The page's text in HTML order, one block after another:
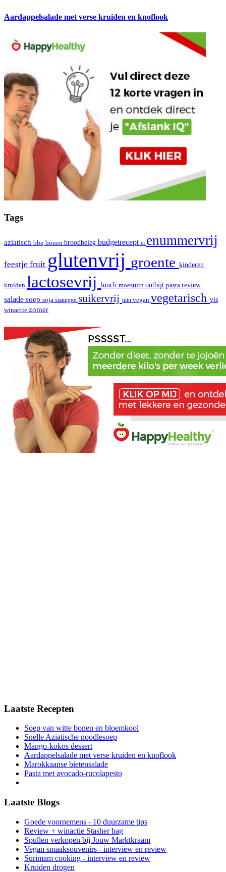
Aardappelsalade met verse kruiden en knoflook
Tags
aziatisch bbq bonen broodbeleg budgetrecept ei enummervrij
feestje fruit glutenvrij groente kinderen
kruiden lactosevrij lunch moestuin ontbijt pasta review
salade soep soja stamppotsuikervrij tuin vegan vegetarisch vis
winactie zomer
Laatste Recepten
Soep van witte bonen en bloemkool
Snelle Aziatische noodlesoep
Mango-kokos dessert
Aardappelsalade met verse kruiden en knoflook
Marokkaanse bietensalade
Pasta met avocado-rucolapesto
Laatste Blogs
Goede voornemens - 10 duurzame tips
Review + winactie Stasher bag
Spullen verkopen bij Jouw Marktkraam
Vegan smaaksouvenirs - interview en review
Surimam cooking - interview en review
Kruiden drogen